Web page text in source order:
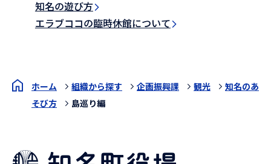
知名の遊び方
エラブココの臨時休館について
ホーム 組織から探す 企画振興課 観光
知名のあ
そび方
島巡り編